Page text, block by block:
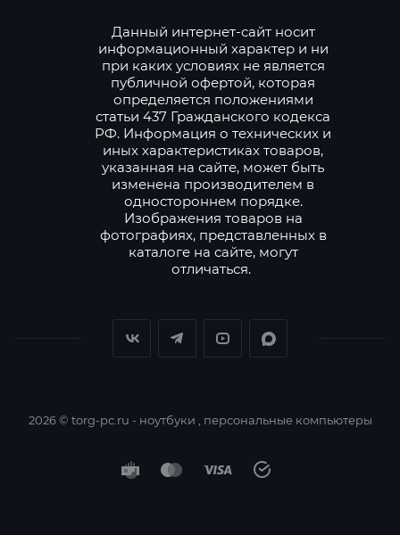
Данный интернет-сайт носит
информационный характер и ни
при каких условиях не является
публичной офертой, которая
определяется положениями
статьи 437 Гражданского кодекса
РФ. Информация о технических и
иных характеристиках товаров,
указанная на сайте, может быть
изменена производителем в
одностороннем порядке.
Изображения товаров на
фотографиях, представленных в
каталоге на сайте, могут
отличаться.
2026 © torg-pc.ru - ноутбуки , персональные компьютеры